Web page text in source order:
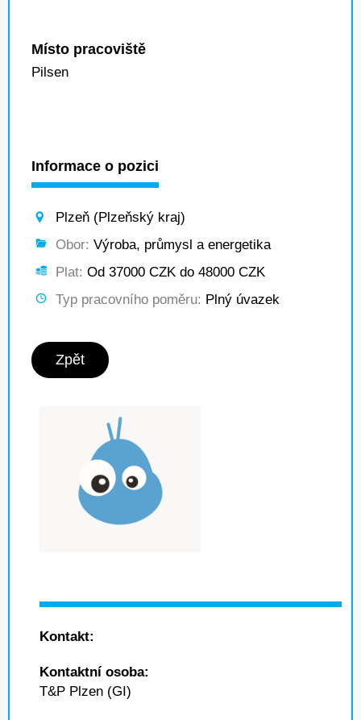
Místo pracoviště
Pilsen
Informace o pozici
Plzeň (Plzeňský kraj)
Obor: Výroba, průmysl a energetika
Plat: Od 37000 CZK do 48000 CZK
Typ pracovního poměru: Plný úvazek
Zpět
Kontakt:
Kontaktní osoba:
T&P Plzen (GI)